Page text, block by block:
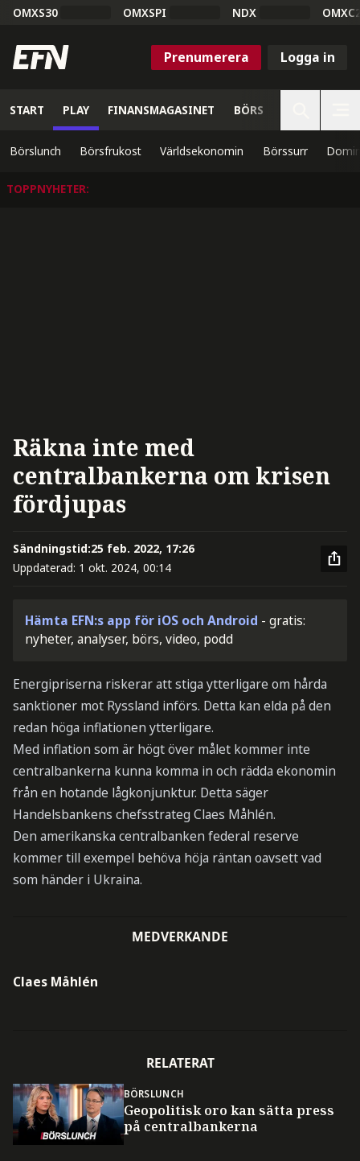
OMXS30 OMXSPI NDX
Prenumerera Logga in
START PLAY FINANSMAGASINET BÖRS
Börslunch Börsfrukost Världsekonomin Börssurr
TOPPNYHETER:
Räkna inte med
centralbankerna om krisen
fördjupas
Sändningstid:25 feb. 2022, 17:26
Uppdaterad: 1 okt. 2024, 00:14
Hämta EFN:s app för iOS och Android - gratis:
nyheter, analyser, börs, video, podd
Energipriserna riskerar att stiga ytterligare om hårda
sanktioner mot Ryssland införs. Detta kan elda på den
redan höga inflationen ytterligare.
Med inflation som är högt över målet kommer inte
centralbankerna kunna komma in och rädda ekonomin
från en hotande lågkonjunktur. Detta säger
Handelsbankens chefsstrateg Claes Måhlén.
Den amerikanska centralbanken federal reserve
kommer till exempel behöva höja räntan oavsett vad
som händer i Ukraina.
MEDVERKANDE
Claes Måhlén
RELATERAT
BÖRSLUNCH
Geopolitisk oro kan sätta press
på centralbankerna